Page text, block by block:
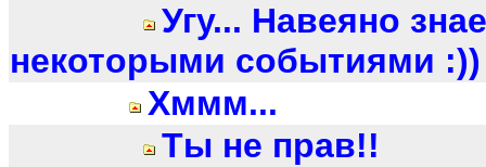
Угу... Навеяно
некоторыми событиями :))
Хммм...
Ты не прав!!